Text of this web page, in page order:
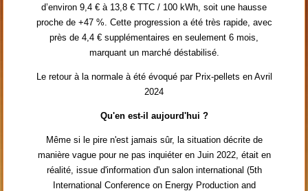
d’environ 9,4 € à 13,8 € TTC / 100 kWh, soit une hausse
proche de +47 %. Cette progression a été très rapide, avec
près de 4,4 € supplémentaires en seulement 6 mois,
marquant un marché déstabilisé.
Le retour à la normale à été évoqué par Prix-pellets en Avril
2024
Qu'en est-il aujourd'hui ?
Même si le pire n'est jamais sûr, la situation décrite de
manière vague pour ne pas inquiéter en Juin 2022, était en
réalité, issue d'information d'un salon international (5th
International Conference on Energy Production and